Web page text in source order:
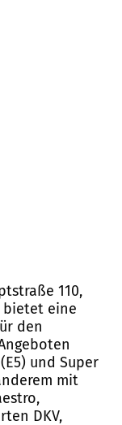
110,
bietet eine
den
und Super
mit
DKV,